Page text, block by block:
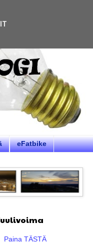
eFatbike
Paina TÄSTÄ